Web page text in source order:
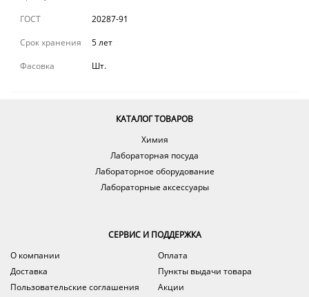
ГОСТ
20287-91
Срок хранения
5 лет
Фасовка
Шт.
КАТАЛОГ ТОВАРОВ
Химия
Лабораторная посуда
Лабораторное оборудование
Лабораторные аксессуары
СЕРВИС И ПОДДЕРЖКА
О компании
Оплата
Доставка
Пункты выдачи товара
Пользовательские соглашения
Акции